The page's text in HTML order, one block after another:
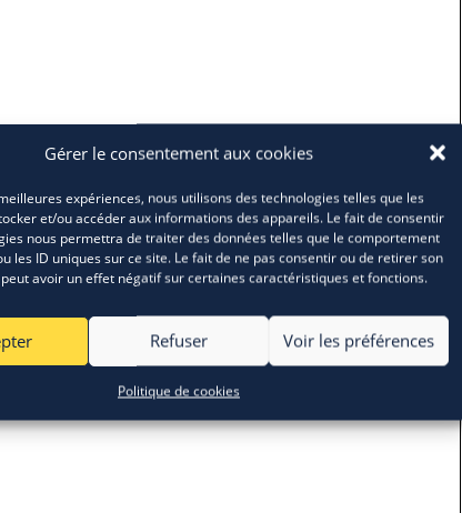
Gérer le consentement aux cookies
expériences, nous utilisons des technologies telles que les
et/ou accéder aux informations des appareils. Le fait de consentir
nous permettra de traiter des données telles que le comportement
les ID uniques sur ce site. Le fait de ne pas consentir ou de retirer son
avoir un effet négatif sur certaines caractéristiques et fonctions.
Refuser Voir les préférences
Politique de cookies